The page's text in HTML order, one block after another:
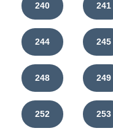
240 241
244 245
248 249
252 253